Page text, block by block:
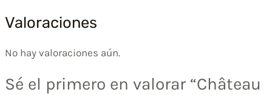
Valoraciones
No hay valoraciones aún.
Sé el primero en valorar “Château